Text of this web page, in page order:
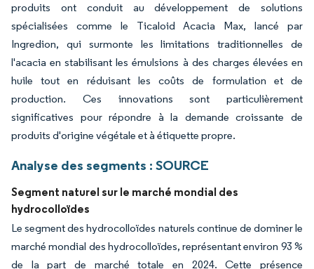
produits ont conduit au développement de solutions
spécialisées comme le Ticaloid Acacia Max, lancé par
Ingredion, qui surmonte les limitations traditionnelles de
l'acacia en stabilisant les émulsions à des charges élevées en
huile tout en réduisant les coûts de formulation et de
production. Ces innovations sont particulièrement
significatives pour répondre à la demande croissante de
produits d'origine végétale et à étiquette propre.
Analyse des segments : SOURCE
Segment naturel sur le marché mondial des
hydrocolloïdes
Le segment des hydrocolloïdes naturels continue de dominer le
marché mondial des hydrocolloïdes, représentant environ 93 %
de la part de marché totale en 2024. Cette présence